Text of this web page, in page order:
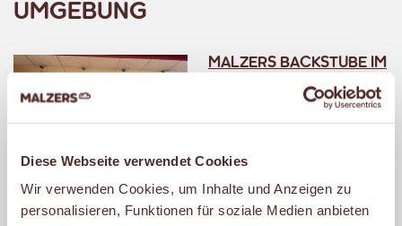
Diese Webseite verwendet Cookies
Wir verwenden Cookies, um Inhalte und Anzeigen zu
personalisieren, Funktionen für soziale Medien anbieten
UMGEBUNG
MALZERS BACKSTUBE IM
Flughafenstr. 147
44309 Dortmund
Geöffnet
– schließt um 20:00 Uhr.